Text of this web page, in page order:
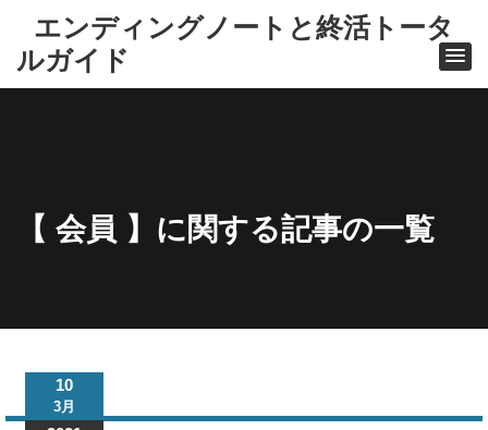
エンディングノートと終活トータ
ルガイド
【 会員 】に関する記事の一覧
10
3月